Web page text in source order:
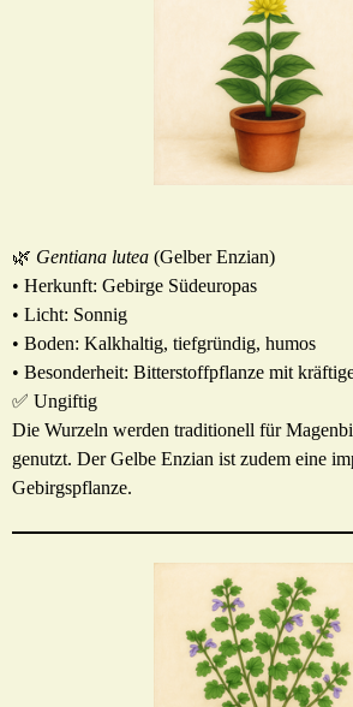
🌿 Gentiana lutea (Gelber Enzian)
• Herkunft: Gebirge Südeuropas
• Licht: Sonnig
• Boden: Kalkhaltig, tiefgründig, humos
• Besonderheit: Bitterstoffpflanze mit
✅ Ungiftig
Die Wurzeln werden traditionell für
genutzt. Der Gelbe Enzian ist zudem eine
Gebirgspflanze.